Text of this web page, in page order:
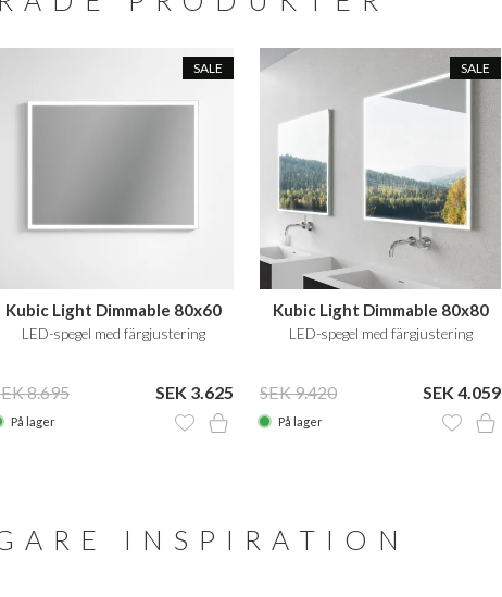
SALE
Kubic Light Dimmable 80x60
LED-spegel med färgjustering
8.695 SEK 3.625
På lager
SALE
Kubic Light Dimmable 80x80
LED-spegel med färgjustering
SEK 9.420 SEK 4.059
På lager
INSPIRATION